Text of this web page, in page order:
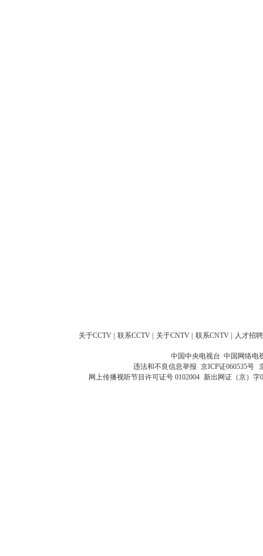
关于CCTV 联系CCTV 关于CNTV 联系CNTV 人才招聘
中国中央电视台 中国网络电
违法和不良信息举报 京ICP证060535号
网上传播视听节目许可证号 0102004 新出网证（京）